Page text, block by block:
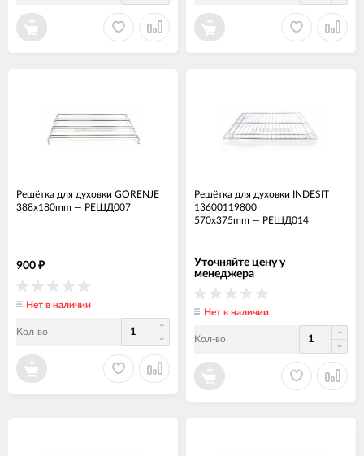
Решётка для духовки GORENJE
388x180mm — РЕШД007
900 ₽
Нет в наличии
Кол-во
Решётка для духовки INDESIT
13600119800
570x375mm — РЕШД014
Уточняйте цену у
менеджера
Нет в наличии
Кол-во